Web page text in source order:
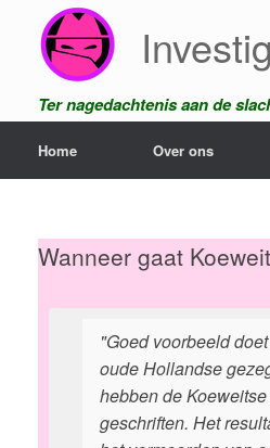
Ter nagedachtenis aan de
Home Over ons
Wanneer gaat
"Goed voorbeeld
oude Hollandse
hebben de
geschriften. Het